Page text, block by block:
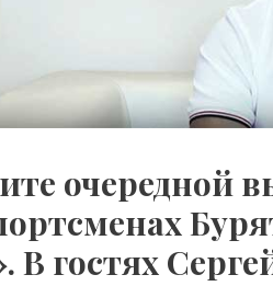
очередной
В гостях